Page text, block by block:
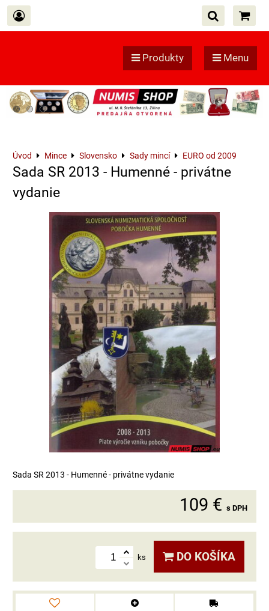
Produkty Menu
Úvod Mince Slovensko Sady mincí EURO od 2009
Sada SR 2013 - Humenné - privátne
vydanie
Sada SR 2013 - Humenné - privátne vydanie
109 € s DPH
ks DO KOŠÍKA